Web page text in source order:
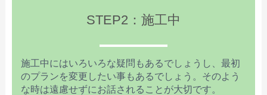
STEP2：施工中
施工中にはいろいろな疑問もあるでしょうし、最初
のプランを変更したい事もあるでしょう。そのよう
な時は遠慮せずにお話されることが大切です。